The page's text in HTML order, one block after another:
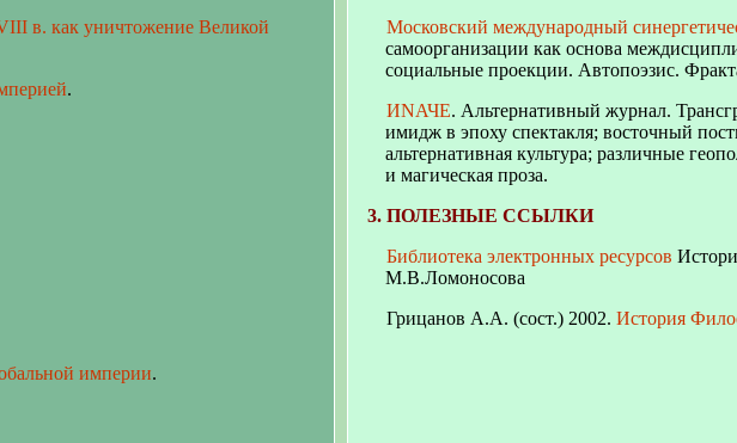
в. как уничтожение Великой
.
империи.
Московский международный
самоорганизации как основа
социальные проекции. Автопоэзис.
ИNАЧЕ. Альтернативный журнал.
имидж в эпоху спектакля; восточный
альтернативная культура; различные
и магическая проза.
3. ПОЛЕЗНЫЕ ССЫЛКИ
Библиотека электронных ресурсов
М.В.Ломоносова
Грицанов А.А. (сост.) 2002. История